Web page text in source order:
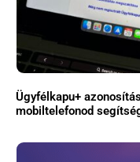
Ügyfélkapu+
mobiltelefonod